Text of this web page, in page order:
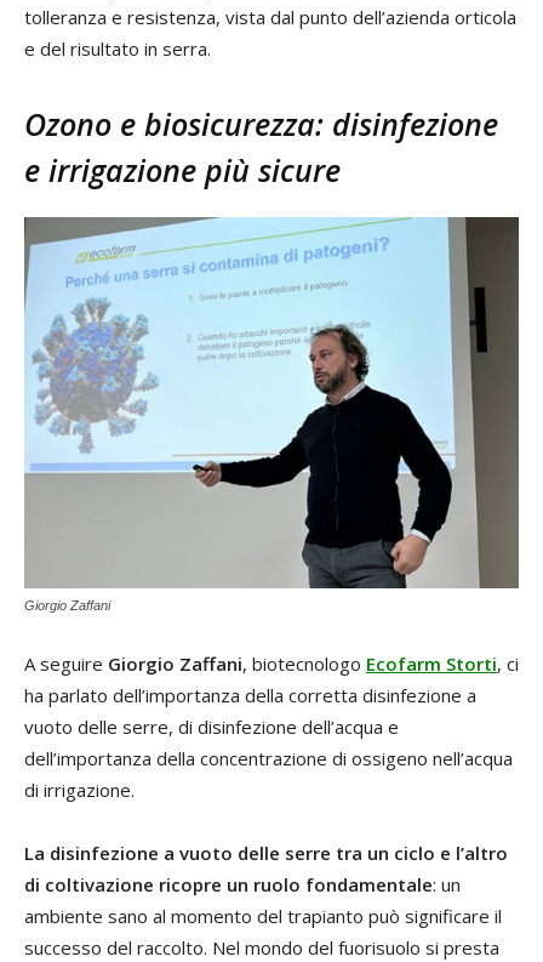
tolleranza e resistenza, vista dal punto dell’azienda orticola
e del risultato in serra.
Ozono e biosicurezza: disinfezione
e irrigazione più sicure
Giorgio Zaffani
A seguire Giorgio Zaffani, biotecnologo Ecofarm Storti, ci
ha parlato dell’importanza della corretta disinfezione a
vuoto delle serre, di disinfezione dell’acqua e
dell’importanza della concentrazione di ossigeno nell’acqua
di irrigazione.
La disinfezione a vuoto delle serre tra un ciclo e l’altro
di coltivazione ricopre un ruolo fondamentale: un
ambiente sano al momento del trapianto può significare il
successo del raccolto. Nel mondo del fuorisuolo si presta